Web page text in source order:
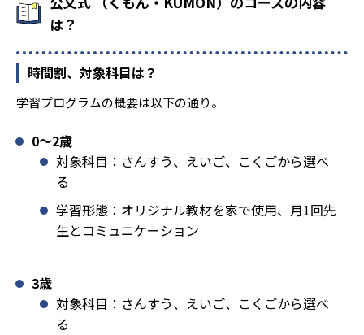
は？
時間割、対象科目は？
学習プログラムの概要は以下の通り。
0〜2歳
対象科目：さんすう、えいご、こくごから選べ
る
学習形態：オリジナル教材を家で使用、月1回先
生とコミュニケーション
3歳
対象科目：さんすう、えいご、こくごから選べ
る